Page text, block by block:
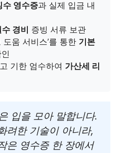
수 영수증과 실제 입금 내
경비
증빙 서류 보관
도움 서비스’를 통한 기본
기한 엄수하여 가산세 리
입을 모아 말합니다.
려한 기술이 아니라,
은 영수증 한 장에서